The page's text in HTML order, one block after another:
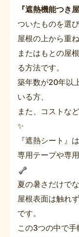
『遮熱機能つき
ついたものを選
屋根の上から重
またはもとの屋
る方法です。
築年数が20年以
いる方、
また、コストな
✨
『遮熱シート』
専用テープや専
夏の暑さだけで
屋根表面は触れ
です。
この3つの中で